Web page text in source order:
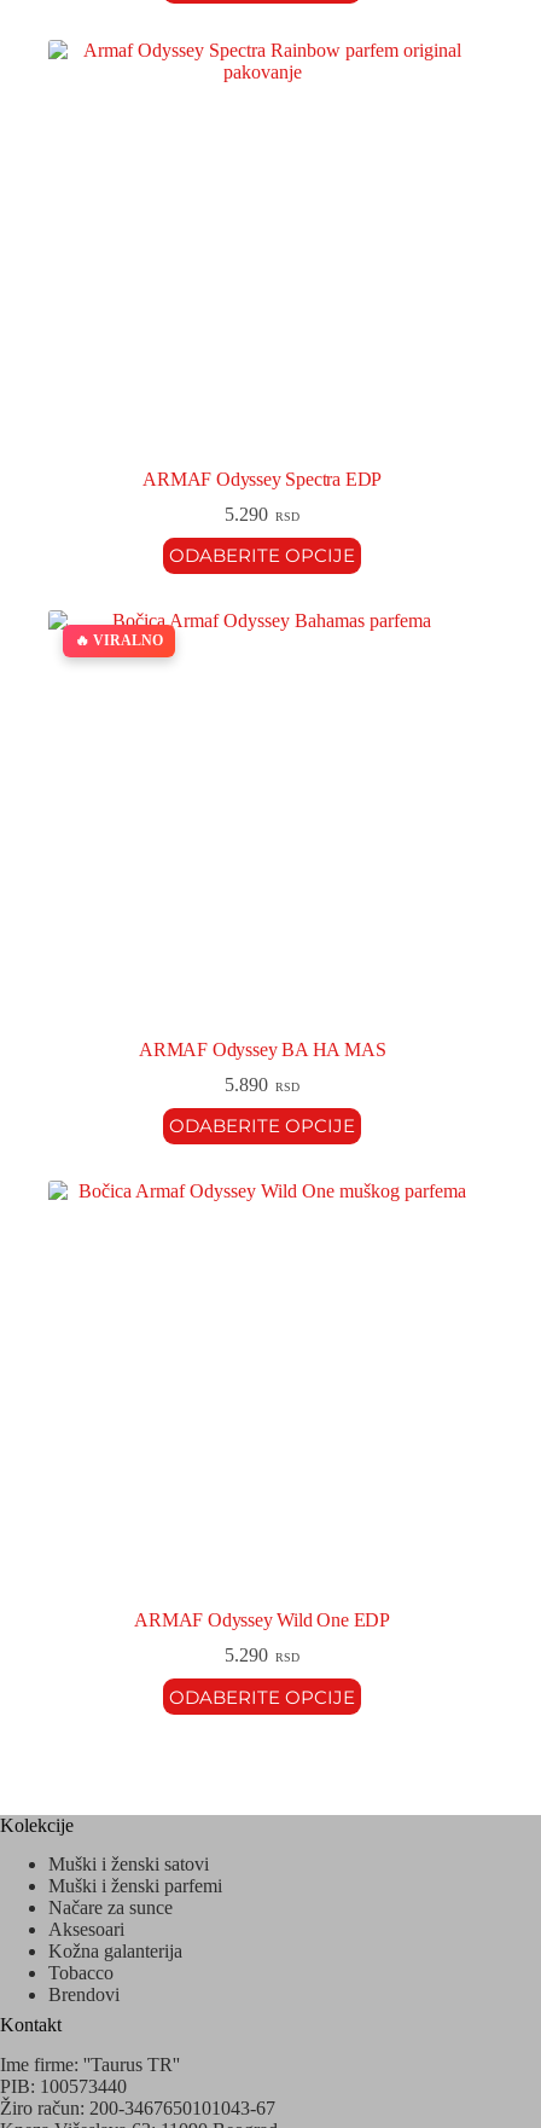
ARMAF Odyssey Spectra EDP
5.290 RSD
ODABERITE OPCIJE
🔥 VIRALNO
ARMAF Odyssey BA HA MAS
5.890 RSD
ODABERITE OPCIJE
ARMAF Odyssey Wild One EDP
5.290 RSD
ODABERITE OPCIJE
Kolekcije
Muški i ženski satovi
Muški i ženski parfemi
Načare za sunce
Aksesoari
Kožna galanterija
Tobacco
Brendovi
Kontakt
Ime firme: ''Taurus TR''
PIB: 100573440
Žiro račun: 200-3467650101043-67